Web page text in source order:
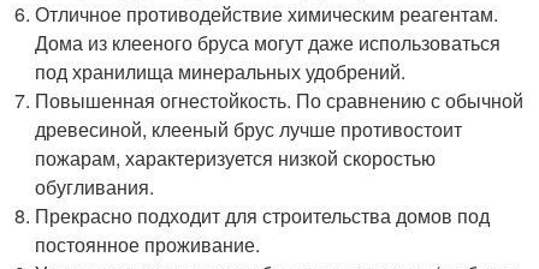
Отличное противодействие химическим реагентам.
Дома из клееного бруса могут даже использоваться
под хранилища минеральных удобрений.
Повышенная огнестойкость. По сравнению с обычной
древесиной, клееный брус лучше противостоит
пожарам, характеризуется низкой скоростью
обугливания.
Прекрасно подходит для строительства домов под
постоянное проживание.